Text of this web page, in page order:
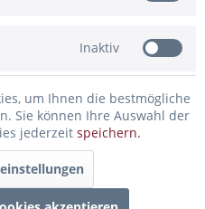
sind verfübar......
Inaktiv
um Ihnen die bestmögliche
Sie können Ihre Auswahl der
jederzeit speichern.